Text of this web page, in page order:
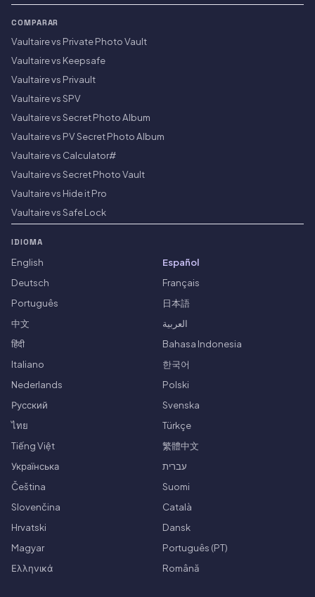
COMPARAR
Vaultaire vs Private Photo Vault
Vaultaire vs Keepsafe
Vaultaire vs Privault
Vaultaire vs SPV
Vaultaire vs Secret Photo Album
Vaultaire vs PV Secret Photo Album
Vaultaire vs Calculator#
Vaultaire vs Secret Photo Vault
Vaultaire vs Hide it Pro
Vaultaire vs Safe Lock
IDIOMA
English
Español
Deutsch
Français
Português
日本語
中文
العربية
हिंदी
Bahasa Indonesia
Italiano
한국어
Nederlands
Polski
Русский
Svenska
ไทย
Türkçe
Tiếng Việt
繁體中文
Українська
עברית
Čeština
Suomi
Slovenčina
Català
Hrvatski
Dansk
Magyar
Português (PT)
Ελληνικά
Română